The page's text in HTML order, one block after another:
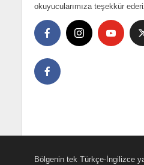
okuyucularımıza teşekkür
Bölgenin tek Türkçe-İngilizce